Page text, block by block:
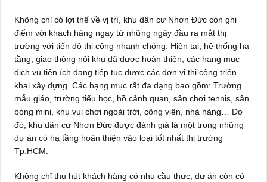
Không chỉ có lợi thế về vị trí, khu dân cư Nhơn Đức còn ghi
điểm với khách hàng ngay từ những ngày đầu ra mắt thị
trường với tiến độ thi công nhanh chóng. Hiện tại, hệ thống hạ
tầng, giao thông nội khu đã được hoàn thiện, các hạng mục
dịch vụ tiện ích đang tiếp tục được các đơn vị thi công triển
khai xây dựng. Các hạng mục rất đa dạng bao gồm: Trường
mẫu giáo, trường tiểu học, hồ cảnh quan, sân chơi tennis, sân
bóng mini, khu vui chơi ngoài trời, công viên, nhà hàng… Do
đó, khu dân cư Nhơn Đức được đánh giá là một trong những
dự án có hạ tầng hoàn thiện vào loại tốt nhất thị trường
Tp.HCM.
Không chỉ thu hút khách hàng có nhu cầu thực, dự án còn có